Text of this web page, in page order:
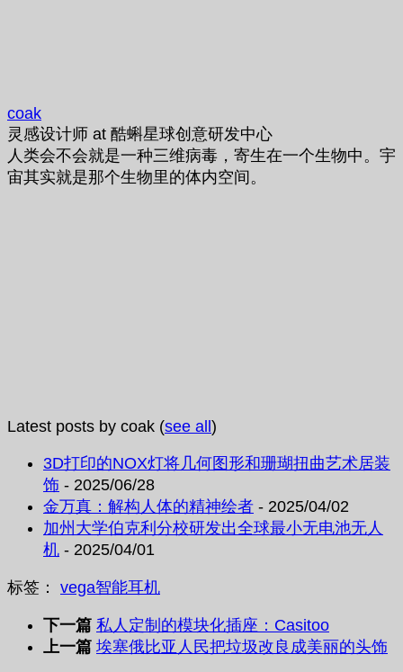
coak
灵感设计师 at 酷蝌星球创意研发中心
人类会不会就是一种三维病毒，寄生在一个生物中。宇
宙其实就是那个生物里的体内空间。
Latest posts by coak (see all )
3D打印的NOX灯将几何图形和珊瑚扭曲艺术居装
饰 - 2025/06/28
金万真：解构人体的精神绘者 - 2025/04/02
加州大学伯克利分校研发出全球最小无电池无人
机 - 2025/04/01
标签： vega智能耳机
下一篇 私人定制的模块化插座：Casitoo
上一篇 埃塞俄比亚人民把垃圾改良成美丽的头饰